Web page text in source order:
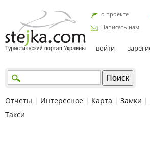
о проекте
Написать нам
войти
Отчеты | Интересное | Карта | Замки |
Такси